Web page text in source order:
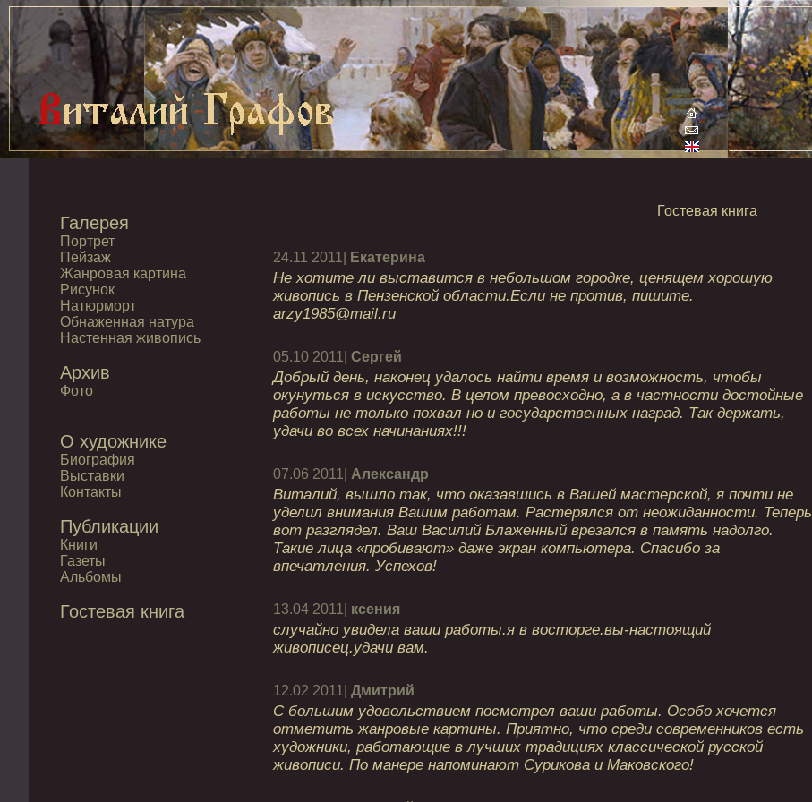
Галерея
Портрет
Пейзаж
Жанровая картина
Рисунок
Натюрморт
Обнаженная натура
Настенная живопись
Архив
Фото
О художнике
Биография
Выставки
Контакты
Публикации
Книги
Газеты
Альбомы
Гостевая книга
Гостевая книга
24.11 2011| Екатерина
Не хотите ли выставится в небольшом городке, ценящем хорошую
живопись в Пензенской области.Если не против, пишите.
arzy1985@mail.ru
05.10 2011| Сергей
Добрый день, наконец удалось найти время и возможность, чтобы
окунуться в искусство. В целом превосходно, а в частности достойные
работы не только похвал но и государственных наград. Так держать,
удачи во всех начинаниях!!!
07.06 2011| Александр
Виталий, вышло так, что оказавшись в Вашей мастерской, я почти не
уделил внимания Вашим работам. Растерялся от неожиданности. Теперь
вот разглядел. Ваш Василий Блаженный врезался в память надолго.
Такие лица «пробивают» даже экран компьютера. Спасибо за
впечатления. Успехов!
13.04 2011| ксения
случайно увидела ваши работы.я в восторге.вы-настоящий
живописец.удачи вам.
12.02 2011| Дмитрий
С большим удовольствием посмотрел ваши работы. Особо хочется
отметить жанровые картины. Приятно, что среди современников есть
художники, работающие в лучших традициях классической русской
живописи. По манере напоминают Сурикова и Маковского!